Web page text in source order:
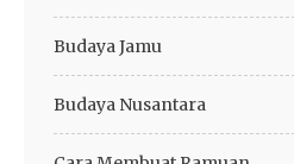
Budaya Jamu
Budaya Nusantara